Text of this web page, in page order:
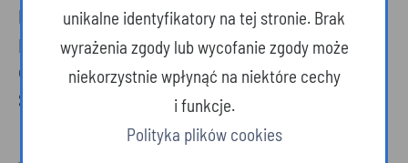
polewki z wykorzystaniem lebiody, szczawiu, ale i
pokrzywy. Chętnie jadano groch, kapustę, rzepę,
cebulę, buraki, marchew, pietruszkę, bob i fasolę.
Suszono też na zimę grzyby i owoce.
unikalne identyfikatory na tej stronie. Brak
wyrażenia zgody lub wycofanie zgody może
niekorzystnie wpłynąć na niektóre cechy
i funkcje.
Polityka plików cookies